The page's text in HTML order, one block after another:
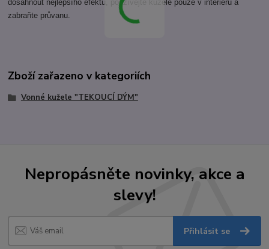
dosáhnout nejlepšího efektu, používejte kužele pouze v interiéru a
zabraňte průvanu.
Zboží zařazeno v kategoriích
Vonné kužele "TEKOUCÍ DÝM"
Nepropásněte novinky, akce a
slevy!
Přihlásit se